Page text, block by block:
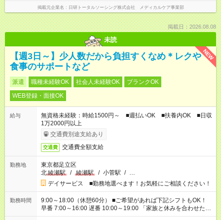
掲載元企業名 日研トータルソーシング株式会社 メディカルケア事業部
掲載日：2026.08.08
未読
NEW
【週3日～】少人数だから負担すくなめ＊レクや
食事のサポートなど
派遣 職種未経験OK 社会人未経験OK
ブランクOK
WEB登録・面接OK
給与
無資格未経験：時給1500円～ ■週払いOK ■扶養内OK ■日収
1万2000円以上
交通費別途支給あり
交通費 交通費全額支給
勤務地
東京都足立区
北綾瀬駅 / 綾瀬駅 / 小菅駅 / …
デイサービス ■勤務地選べます！お気軽にご相談ください！
勤務時間
9:00～18:00（休憩60分） ■ご希望があれば下記シフトもOK！
早番 7:00～16:00 遅番 10:00～19:00 「家族と休みを合わせた
い」 「余裕を持って夕飯の準備がしたい」 「できれば残業はし